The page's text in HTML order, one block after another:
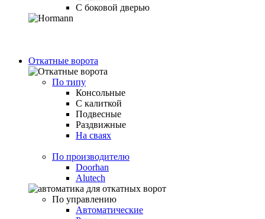
С боковой дверью
Откатные ворота
По типу
Консольные
С калиткой
Подвесные
Раздвижные
На сваях
По производителю
Doorhan
Alutech
По управлению
Автоматические